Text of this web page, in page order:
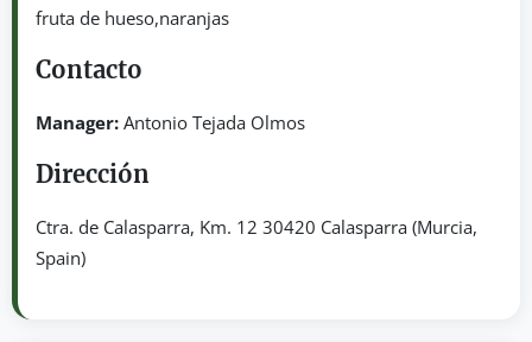
fruta de hueso,naranjas
Contacto
Manager:Antonio Tejada Olmos
Dirección
Ctra. de Calasparra, Km. 12 30420 Calasparra (Murcia,
Spain)